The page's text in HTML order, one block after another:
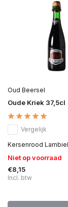
Oud Beersel
Oude Kriek 37,5cl
Vergelijk
Kersenrood
Niet op voorraad
€8,15
Incl. btw